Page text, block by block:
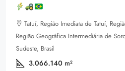
Tatuí, Região Imediata de Tatuí,
Região Geográfica Intermediária de
Sudeste, Brasil
3.066.140 m²